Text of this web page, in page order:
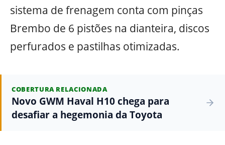
sistema de frenagem conta com pinças
Brembo de 6 pistões na dianteira, discos
perfurados e pastilhas otimizadas.
COBERTURA RELACIONADA
Novo GWM Haval H10 chega para
desafiar a hegemonia da Toyota